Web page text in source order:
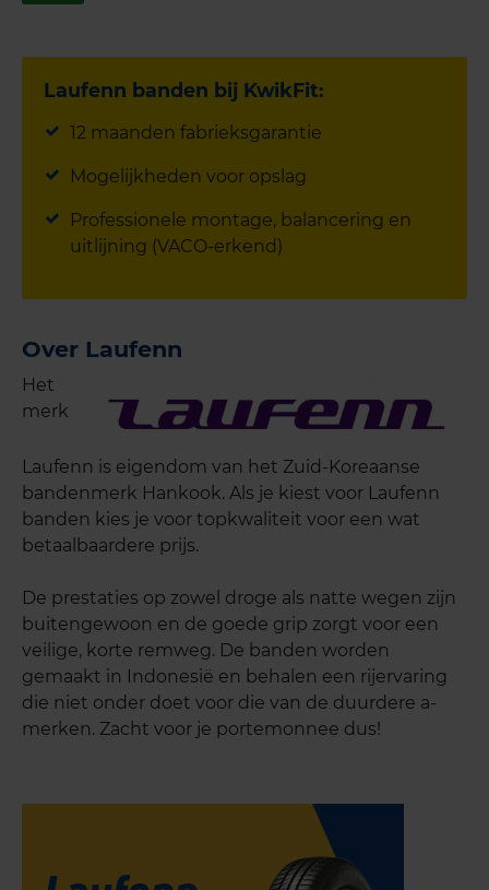
Laufenn banden bij KwikFit:
12 maanden fabrieksgarantie
Mogelijkheden voor opslag
Professionele montage, balancering en
uitlijning (VACO-erkend)
Over Laufenn
Het
merk
Laufenn is eigendom van het Zuid-Koreaanse
bandenmerk Hankook. Als je kiest voor Laufenn
banden kies je voor topkwaliteit voor een wat
betaalbaardere prijs.
De prestaties op zowel droge als natte wegen zijn
buitengewoon en de goede grip zorgt voor een
veilige, korte remweg. De banden worden
gemaakt in Indonesië en behalen een rijervaring
die niet onder doet voor die van de duurdere a-
merken. Zacht voor je portemonnee dus!